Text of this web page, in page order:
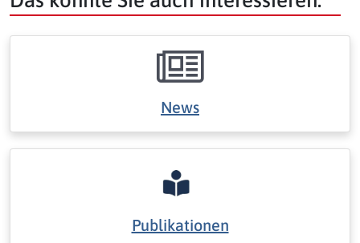
News
Publikationen